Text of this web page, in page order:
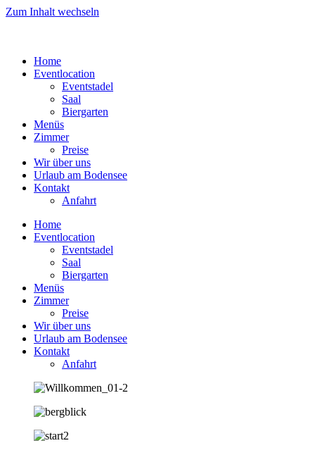
Zum Inhalt wechseln
Home
Eventlocation
Eventstadel
Saal
Biergarten
Menüs
Zimmer
Preise
Wir über uns
Urlaub am Bodensee
Kontakt
Anfahrt
Home
Eventlocation
Eventstadel
Saal
Biergarten
Menüs
Zimmer
Preise
Wir über uns
Urlaub am Bodensee
Kontakt
Anfahrt